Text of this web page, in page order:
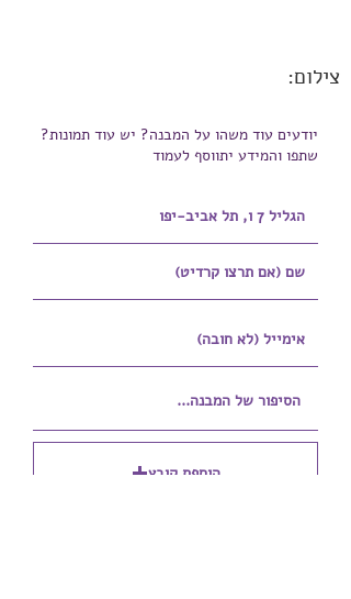
צילום:
יודעים עוד משהו על המבנה? יש עוד תמונות?
שתפו והמידע יתווסף לעמוד
הוספת קובץ